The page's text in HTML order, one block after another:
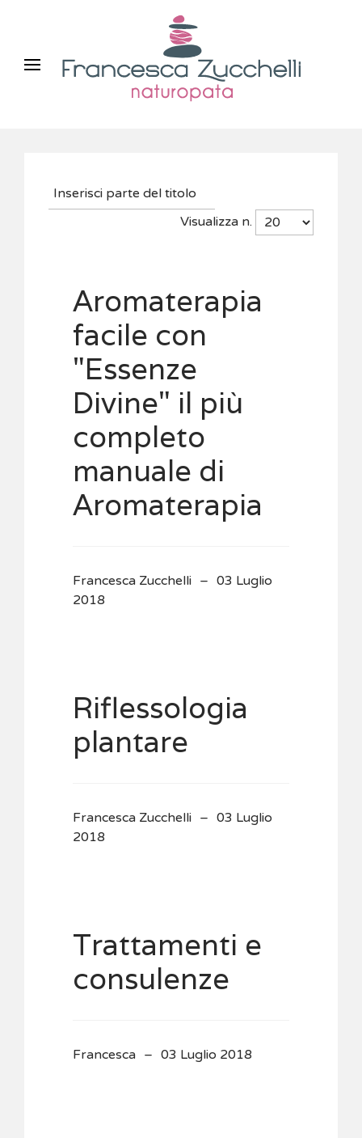
Visualizza n.
Aromaterapia
facile con
"Essenze
Divine" il più
completo
manuale di
Aromaterapia
Francesca Zucchelli
03 Luglio
2018
Riflessologia
plantare
Francesca Zucchelli
03 Luglio
2018
Trattamenti e
consulenze
Francesca 03 Luglio 2018